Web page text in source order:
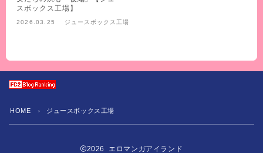
スボックス工場】
2026.03.25 ジュースボックス工場
HOME ＞ ジュースボックス工場
2026 エロマンガアイランド